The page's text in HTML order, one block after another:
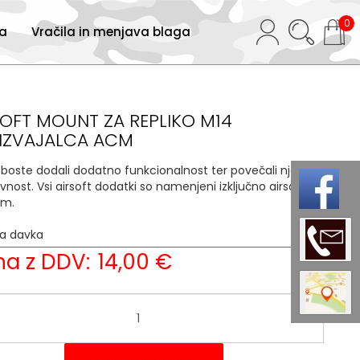
0
Vračila in menjava blaga
MOUNT ZA REPLIKO M14
ACM
boste dodali dodatno funkcionalnost ter povečali njeno
Vsi airsoft dodatki so namenjeni izključno airsoft
davka
22 %
z DDV: 14,00 €